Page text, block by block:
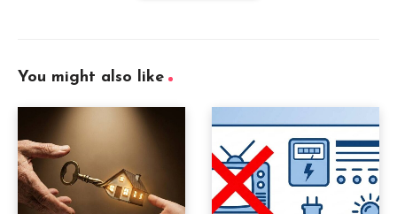
You might also like